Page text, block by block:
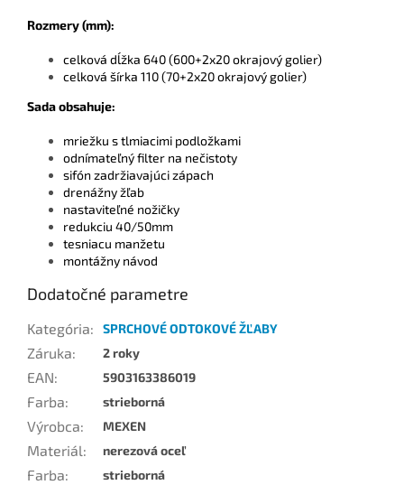
Rozmery (mm):
celková dĺžka 640 (600+2x20 okrajový golier)
celková šírka 110 (70+2x20 okrajový golier)
Sada obsahuje:
mriežku s tlmiacimi podložkami
odnímateľný filter na nečistoty
sifón zadržiavajúci zápach
drenážny žľab
nastaviteľné nožičky
redukciu 40/50mm
tesniacu manžetu
montážny návod
Dodatočné parametre
Kategória: SPRCHOVÉ ODTOKOVÉ ŽĽABY
Záruka: 2 roky
EAN: 5903163386019
Farba: strieborná
Výrobca: MEXEN
Materiál: nerezová oceľ
Farba: strieborná